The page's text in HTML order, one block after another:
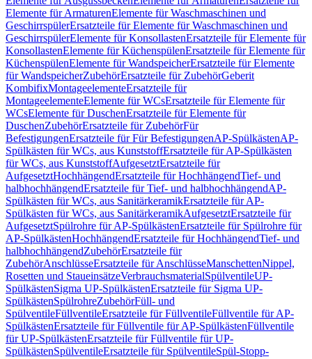
Elemente für ArmaturenElemente für Waschmaschinen und
GeschirrspülerErsatzteile für Elemente für Waschmaschinen und
GeschirrspülerElemente für KonsollastenErsatzteile für Elemente für
KonsollastenElemente für KüchenspülenErsatzteile für Elemente für
KüchenspülenElemente für WandspeicherErsatzteile für Elemente
für WandspeicherZubehörErsatzteile für ZubehörGeberit
KombifixMontageelementeErsatzteile für
MontageelementeElemente für WCsErsatzteile für Elemente für
WCsElemente für DuschenErsatzteile für Elemente für
DuschenZubehörErsatzteile für ZubehörFür
BefestigungenErsatzteile für Für BefestigungenAP-SpülkästenAP-
Spülkästen für WCs, aus KunststoffErsatzteile für AP-Spülkästen
für WCs, aus KunststoffAufgesetztErsatzteile für
AufgesetztHochhängendErsatzteile für HochhängendTief- und
halbhochhängendErsatzteile für Tief- und halbhochhängendAP-
Spülkästen für WCs, aus SanitärkeramikErsatzteile für AP-
Spülkästen für WCs, aus SanitärkeramikAufgesetztErsatzteile für
AufgesetztSpülrohre für AP-SpülkästenErsatzteile für Spülrohre für
AP-SpülkästenHochhängendErsatzteile für HochhängendTief- und
halbhochhängendZubehörErsatzteile für
ZubehörAnschlüsseErsatzteile für AnschlüsseManschettenNippel,
Rosetten und StaueinsätzeVerbrauchsmaterialSpülventileUP-
SpülkästenSigma UP-SpülkästenErsatzteile für Sigma UP-
SpülkästenSpülrohreZubehörFüll- und
SpülventileFüllventileErsatzteile für FüllventileFüllventile für AP-
SpülkästenErsatzteile für Füllventile für AP-SpülkästenFüllventile
für UP-SpülkästenErsatzteile für Füllventile für UP-
SpülkästenSpülventileErsatzteile für SpülventileSpül-Stopp-